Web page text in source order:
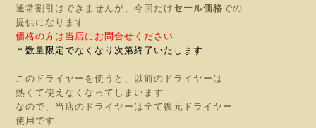
通常割引はできませんが、今回だけ セール価格での
提供になります
価格の方は当店にお問合せください
＊数量限定でなくなり次第終了いたします
このドライヤーを使うと、以前のドライヤーは
熱くて使えなくなってしまいます
なので、当店のドライヤーは全て復元ドライヤー
使用です